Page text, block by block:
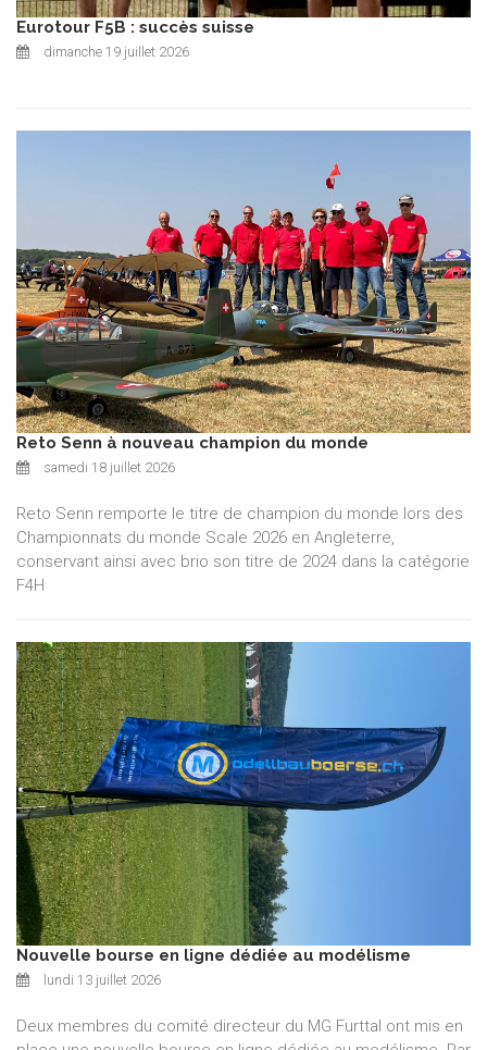
Eurotour F5B : succès suisse
dimanche 19 juillet 2026
Reto Senn à nouveau champion du monde
samedi 18 juillet 2026
Reto Senn remporte le titre de champion du monde lors des
Championnats du monde Scale 2026 en Angleterre,
conservant ainsi avec brio son titre de 2024 dans la catégorie
F4H
Nouvelle bourse en ligne dédiée au modélisme
lundi 13 juillet 2026
Deux membres du comité directeur du MG Furttal ont mis en